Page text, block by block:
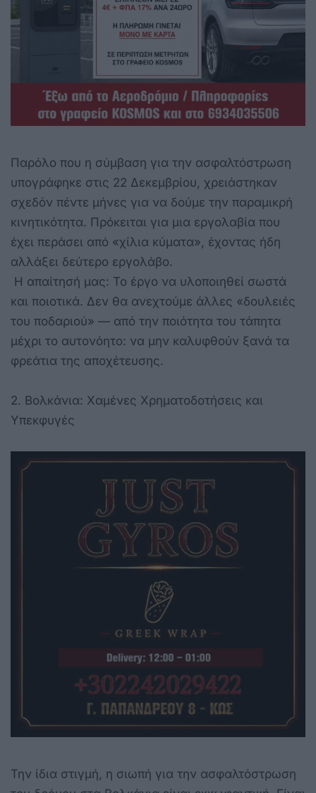
Παρόλο που η σύμβαση για την ασφαλτόστρωση
υπογράφηκε στις 22 Δεκεμβρίου, χρειάστηκαν
σχεδόν πέντε μήνες για να δούμε την παραμικρή
κινητικότητα. Πρόκειται για μια εργολαβία που
έχει περάσει από «χίλια κύματα», έχοντας ήδη
αλλάξει δεύτερο εργολάβο.
Η απαίτησή μας: Το έργο να υλοποιηθεί σωστά
και ποιοτικά. Δεν θα ανεχτούμε άλλες «δουλειές
του ποδαριού» — από την ποιότητα του τάπητα
μέχρι το αυτονόητο: να μην καλυφθούν ξανά τα
φρεάτια της αποχέτευσης.
2. Βολκάνια: Χαμένες Χρηματοδοτήσεις και
Υπεκφυγές
Την ίδια στιγμή, η σιωπή για την ασφαλτόστρωση